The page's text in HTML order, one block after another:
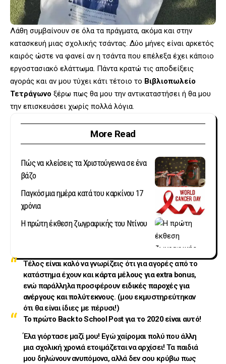
Λάθη συμβαίνουν σε όλα τα πράγματα, ακόμα και στην
κατασκευή μιας σχολικής τσάντας. Δύο μήνες είναι αρκετός
καιρός ώστε να φανεί αν η τσάντα που επέλεξα έχει κάποιο
εργοστασιακό ελάττωμα. Πάντα κρατώ τις αποδείξεις
αγοράς και αν μου τύχει κάτι τέτοιο το Βιβλιοπωλείο
Τετράγωνο ξέρω πως θα μου την αντικαταστήσει ή θα μου
την επισκευάσει χωρίς πολλά λόγια.
More Read
Πώς να κλείσεις τα Χριστούγεννα σε ένα
βάζο
Παγκόσμια ημέρα κατά του καρκίνου 17
χρόνια
Η πρώτη έκθεση ζωγραφικής του Ντίνου
Τέλος είναι καλό να γνωρίζεις ότι για αγορές από το
κατάστημα έχουν καικάρτα μέλους για extra bonus,
ενώ παράλληλα προσφέρουνειδικές παροχές για
ανέργους και πολύτεκνους. (μου εκμυστηρεύτηκαν
ότι θα είναι ίδιες με πέρυσι!)
Το πρώτο Back to School Post για το 2020 είναι αυτό!
Έλα γιόρτασε μαζί μου! Εγώ χαίρομαι πολύ που άλλη
μια σχολική χρονιά ετοιμάζεται να αρχίσει! Τα παιδιά
μου δηλώνουν ανυπόμονα, αλλά δεν σου κρύβω πως